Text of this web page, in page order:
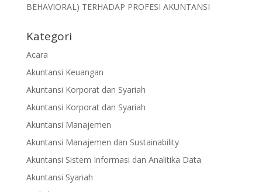
BEHAVIORAL) TERHADAP PROFESI AKUNTANSI
Kategori
Acara
Akuntansi Keuangan
Akuntansi Korporat dan Syariah
Akuntansi Korporat dan Syariah
Akuntansi Manajemen
Akuntansi Manajemen dan Sustainability
Akuntansi Sistem Informasi dan Analitika Data
Akuntansi Syariah